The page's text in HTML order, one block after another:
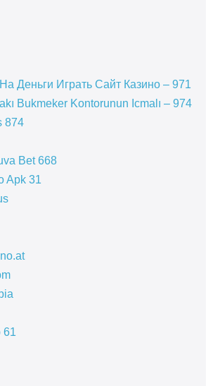
Деньги Играть Сайт Казино – 971
Bukmeker Kontorunun Icmalı – 974
874
Bet 668
Apk 31
61